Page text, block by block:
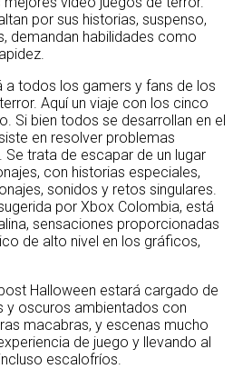
por sus historias, suspenso,
demandan habilidades como
a todos los gamers y fans de los
Aquí un viaje con los cinco
Si bien todos se desarrollan en el
en resolver problemas
trata de escapar de un lugar
con historias especiales,
sonidos y retos singulares.
por Xbox Colombia, está
sensaciones proporcionadas
de alto nivel en los gráficos,
Halloween estará cargado de
y oscuros ambientados con
macabras, y escenas mucho
de juego y llevando al
escalofríos.